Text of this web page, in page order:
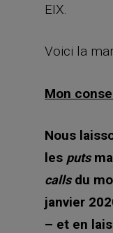
EIX.
Voici la
Mon
Nous
les puts
callsdu
janvier
– et en